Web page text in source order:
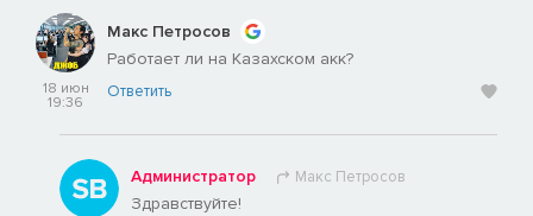
18 июн
19:36
Макс Петросов
Работает ли на Казахском акк?
Ответить
Администратор Макс Петросов
Здравствуйте!